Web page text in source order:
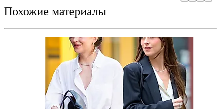
Похожие материалы